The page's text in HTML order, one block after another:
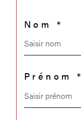
Nom *
Prénom *